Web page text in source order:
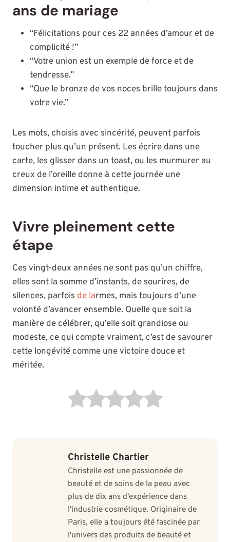
ans de mariage
“Félicitations pour ces 22 années d’amour et de
complicité !”
“Votre union est un exemple de force et de
tendresse.”
“Que le bronze de vos noces brille toujours dans
votre vie.”
Les mots, choisis avec sincérité, peuvent parfois
toucher plus qu’un présent. Les écrire dans une
carte, les glisser dans un toast, ou les murmurer au
creux de l’oreille donne à cette journée une
dimension intime et authentique.
Vivre pleinement cette
étape
Ces vingt-deux années ne sont pas qu’un chiffre,
elles sont la somme d’instants, de sourires, de
silences, parfois de larmes, mais toujours d’une
volonté d’avancer ensemble. Quelle que soit la
manière de célébrer, qu’elle soit grandiose ou
modeste, ce qui compte vraiment, c’est de savourer
cette longévité comme une victoire douce et
méritée.
Christelle Chartier
Christelle est une passionnée de
beauté et de soins de la peau avec
plus de dix ans d'expérience dans
l'industrie cosmétique. Originaire de
Paris, elle a toujours été fascinée par
l'univers des produits de beauté et